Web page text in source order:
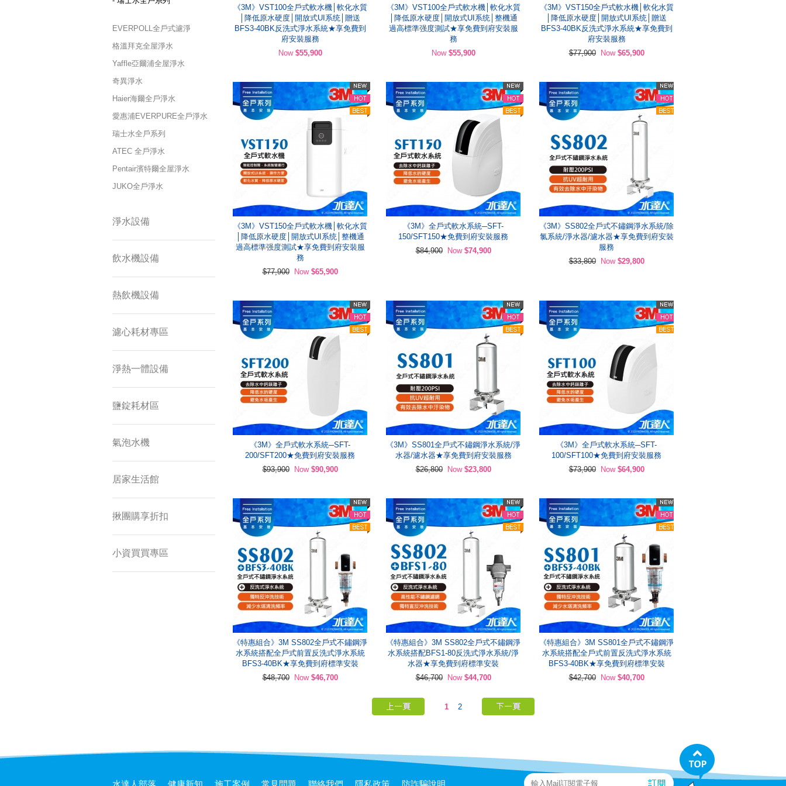
EVERPOLL全戶式濾淨
格溫拜克全屋淨水
Yaffle亞爾浦全屋淨水
奇異淨水
Haier海爾全戶淨水
愛惠浦EVERPURE全戶淨水
瑞士水全戶系列
ATEC 全戶淨水
Pentair濱特爾全屋淨水
JUKO全戶淨水
淨水設備
飲水機設備
熱飲機設備
濾心耗材專區
淨熱一體設備
鹽錠耗材區
氣泡水機
居家生活館
揪團購享折扣
小資買買專區
《3M》VST100全戶式軟水機│軟化水質
│降低原水硬度│開放式UI系统│贈送
BFS3-40BK反洗式淨水系統★享免費到
府安裝服務
Now $55,900
《3M》VST100全戶式軟水機│軟化水質
│降低原水硬度│開放式UI系统│整機通
過高標準强度測試★享免費到府安裝服
務
Now $55,900
《3M》VST150全戶式軟水機│軟化水質
│降低原水硬度│開放式UI系统│贈送
BFS3-40BK反洗式淨水系統★享免費到
府安裝服務
$77,900
Now $65,900
《3M》VST150全戶式軟水機│軟化水質
│降低原水硬度│開放式UI系统│整機通
過高標準强度測試★享免費到府安裝服
務
$77,900
Now $65,900
《3M》全戶式軟水系統─SFT-
150/SFT150★免費到府安裝服務
$84,900
Now $74,900
《3M》SS802全戶式不鏽鋼淨水系統/除
氯系統/淨水器/濾水器★享免費到府安裝
服務
$33,800
Now $29,800
《3M》全戶式軟水系統─SFT-
200/SFT200★免費到府安裝服務
$93,900
Now $90,900
《3M》SS801全戶式不鏽鋼淨水系統/淨
水器/濾水器★享免費到府安裝服務
$26,800
Now $23,800
《3M》全戶式軟水系統─SFT-
100/SFT100★免費到府安裝服務
$73,900
Now $64,900
《特惠組合》3M SS802全戶式不鏽鋼淨
水系統搭配全戶式前置反洗式淨水系統
BFS3-40BK★享免費到府標準安裝
$48,700
Now $46,700
《特惠組合》3M SS802全戶式不鏽鋼淨
水系統搭配BFS1-80反洗式淨水系統/淨
水器★享免費到府標準安裝
$46,700
Now $44,700
《特惠組合》3M SS801全戶式不鏽鋼淨
水系統搭配全戶式前置反洗式淨水系統
BFS3-40BK★享免費到府標準安裝
$42,700
Now $40,700
1 2
水達人部落 健康新知 施工案例 常見問題 聯絡我們 隱私政策 防詐騙說明